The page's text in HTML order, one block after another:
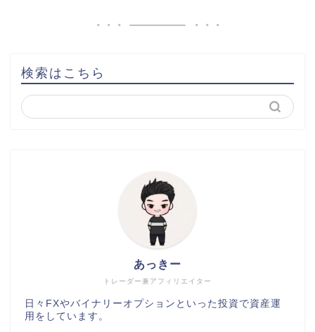
検索はこちら
トレーダー兼アフィリエイター
あっきー
日々FXやバイナリーオプションといった投資で資産運
用をしています。